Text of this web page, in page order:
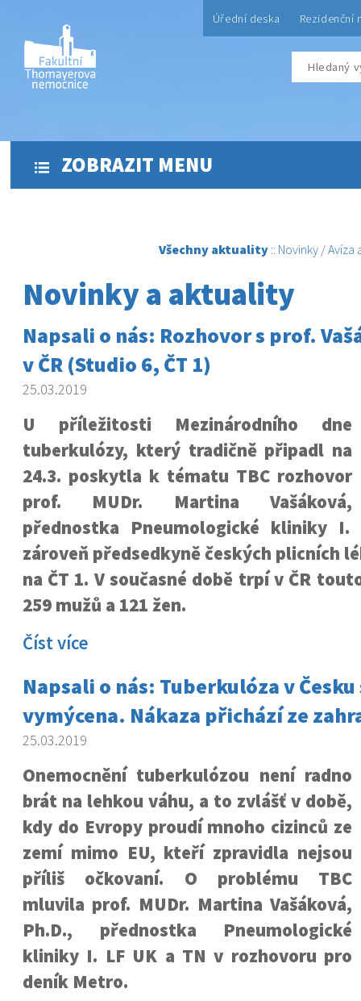
Úřední deska Rezidenční
ZOBRAZIT MENU
Všechny aktuality :: Novinky /Avíza
Novinky a aktuality
Napsali o nás: Rozhovor s prof.
v ČR (Studio 6, ČT 1)
25.03.2019
U příležitosti Mezinárodního dne
tuberkulózy, který tradičně připadl na
24.3. poskytla k tématu TBC rozhovor
prof. MUDr. Martina Vašáková,
přednostka Pneumologické kliniky
zároveň předsedkyně českých plicních
na ČT 1. V současné době trpí v ČR
259 mužů a 121 žen.
Číst více
Napsali o nás: Tuberkulóza v
vymýcena. Nákaza přichází ze
25.03.2019
Onemocnění tuberkulózou není radno
brát na lehkou váhu, a to zvlášť v době,
kdy do Evropy proudí mnoho cizinců ze
zemí mimo EU, kteří zpravidla nejsou
příliš očkovaní. O problému TBC
mluvila prof. MUDr. Martina Vašáková,
Ph.D., přednostka Pneumologické
kliniky I. LF UK a TN v rozhovoru pro
deník Metro.